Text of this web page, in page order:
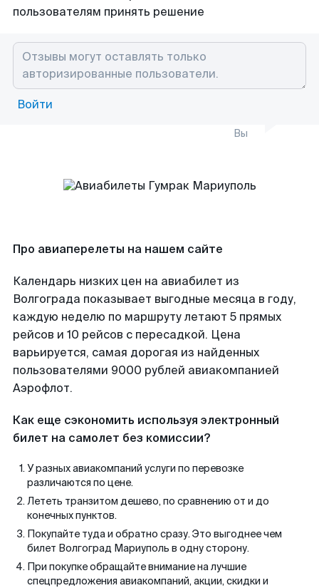
пользователям принять решение
Войти
Вы
Про авиаперелеты на нашем сайте
Календарь низких цен на авиабилет из
Волгограда показывает выгодные месяца в году,
каждую неделю по маршруту летают 5 прямых
рейсов и 10 рейсов с пересадкой. Цена
варьируется, самая дорогая из найденных
пользователями 9000 рублей авиакомпанией
Аэрофлот.
Как еще сэкономить используя электронный
билет на самолет без комиссии?
У разных авиакомпаний услуги по перевозке
различаются по цене.
Лететь транзитом дешево, по сравнению от и до
конечных пунктов.
Покупайте туда и обратно сразу. Это выгоднее чем
билет Волгоград Мариуполь в одну сторону.
При покупке обращайте внимание на лучшие
спецпредложения авиакомпаний, акции, скидки и